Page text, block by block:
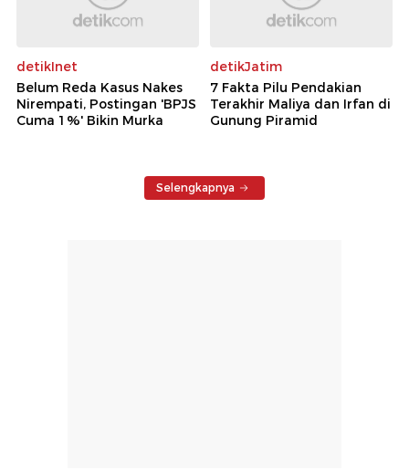
detikInet
Belum Reda Kasus Nakes
Nirempati, Postingan 'BPJS
Cuma 1%' Bikin Murka
detikJatim
7 Fakta Pilu Pendakian
Terakhir Maliya dan Irfan di
Gunung Piramid
Selengkapnya